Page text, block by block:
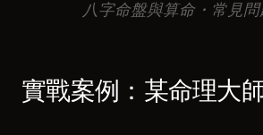
八字命盤與算命・常見問
實戰案例：某命理大